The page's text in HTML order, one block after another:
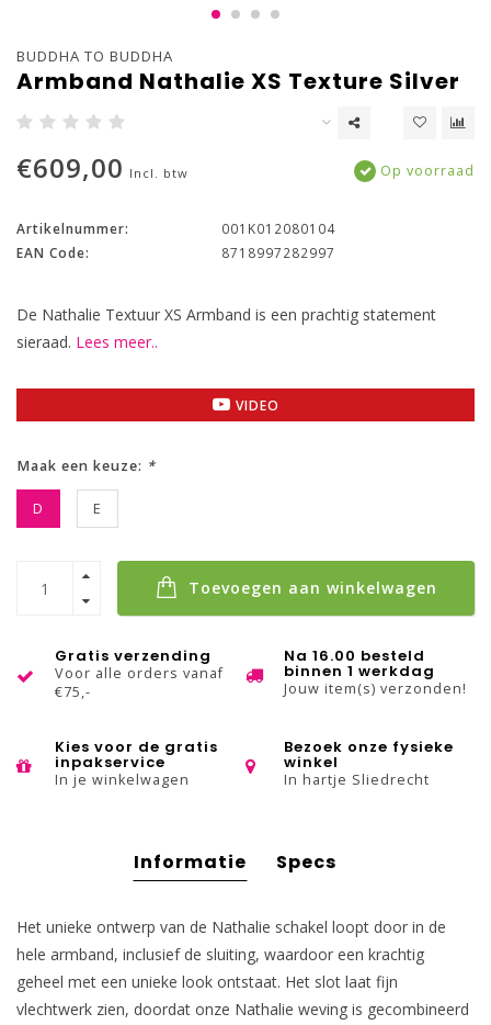
BUDDHA TO BUDDHA
Armband Nathalie XS Texture Silver
€609,00 Incl. btw Op voorraad
Artikelnummer:
001K012080104
EAN Code:
8718997282997
De Nathalie Textuur XS Armband is een prachtig statement
sieraad. Lees meer..
VIDEO
Maak een keuze: *
D E
Toevoegen aan winkelwagen
Gratis verzending
Voor alle orders vanaf
€75,-
Na 16.00 besteld
binnen 1 werkdag
Jouw item(s) verzonden!
Kies voor de gratis
inpakservice
In je winkelwagen
Bezoek onze fysieke
winkel
In hartje Sliedrecht
Informatie Specs
Het unieke ontwerp van de Nathalie schakel loopt door in de
hele armband, inclusief de sluiting, waardoor een krachtig
geheel met een unieke look ontstaat. Het slot laat fijn
vlechtwerk zien, doordat onze Nathalie weving is gecombineerd